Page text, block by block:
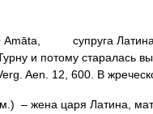
супруга Латина,
и потому старалась
Aen. 12, 600. В
– жена царя Латина,